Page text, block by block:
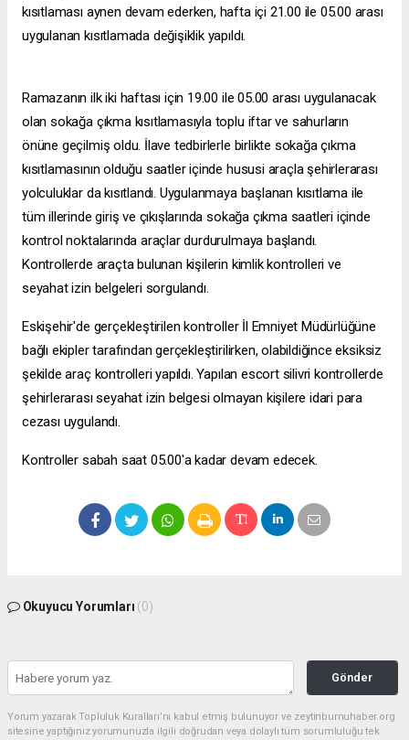
kısıtlaması aynen devam ederken, hafta içi 21.00 ile 05.00 arası
uygulanan kısıtlamada değişiklik yapıldı.
Ramazanın ilk iki haftası için 19.00 ile 05.00 arası uygulanacak
olan sokağa çıkma kısıtlamasıyla toplu iftar ve sahurların
önüne geçilmiş oldu. İlave tedbirlerle birlikte sokağa çıkma
kısıtlamasının olduğu saatler içinde hususi araçla şehirlerarası
yolculuklar da kısıtlandı. Uygulanmaya başlanan kısıtlama ile
tüm illerinde giriş ve çıkışlarında sokağa çıkma saatleri içinde
kontrol noktalarında araçlar durdurulmaya başlandı.
Kontrollerde araçta bulunan kişilerin kimlik kontrolleri ve
seyahat izin belgeleri sorgulandı.
Eskişehir'de gerçekleştirilen kontroller İl Emniyet Müdürlüğüne
bağlı ekipler tarafından gerçekleştirilirken, olabildiğince eksiksiz
şekilde araç kontrolleri yapıldı. Yapılan escort silivri kontrollerde
şehirlerarası seyahat izin belgesi olmayan kişilere idari para
cezası uygulandı.
Kontroller sabah saat 05.00'a kadar devam edecek.
Okuyucu Yorumları (0)
Gönder
Yorum yazarak Topluluk Kuralları’nı kabul etmiş bulunuyor ve zeytinburnuhaber.org
sitesine yaptığınız yorumunuzla ilgili doğrudan veya dolaylı tüm sorumluluğu tek